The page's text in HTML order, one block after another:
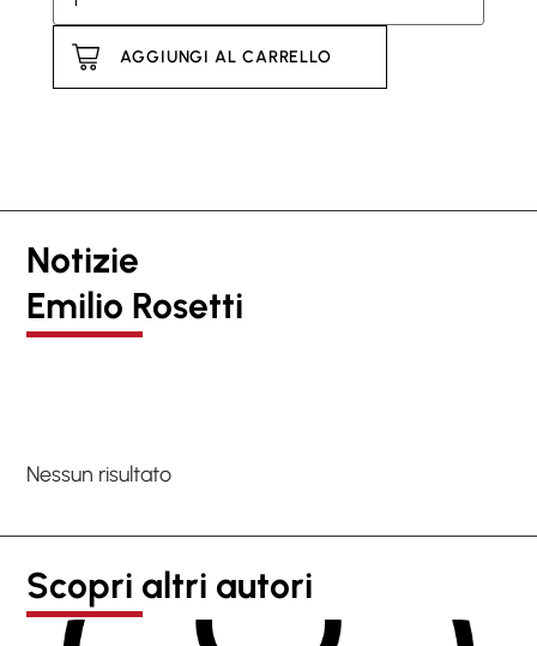
AGGIUNGI AL CARRELLO
Notizie
Emilio Rosetti
Nessun risultato
Scopri altri autori